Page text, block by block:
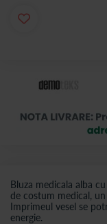
Bluza medicala alba
de costum medical,
Imprimeul vesel se
energie.